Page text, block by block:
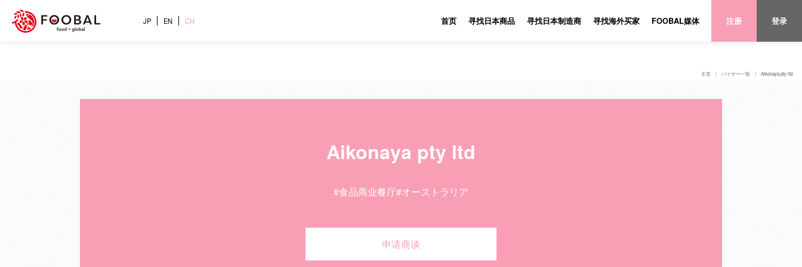
JP EN CH 首页 寻找日本商品 寻找日本制造商 寻找海外买家 FOOBAL媒体 注册 登录
主页 バイヤー一覧 Aikonaya pty ltd
Aikonaya pty ltd
#食品商业餐厅#オーストラリア
申请商谈